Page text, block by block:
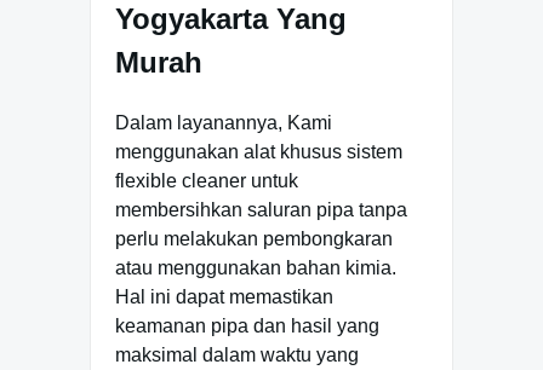
Yogyakarta Yang
Murah
Dalam layanannya, Kami
menggunakan alat khusus sistem
flexible cleaner untuk
membersihkan saluran pipa tanpa
perlu melakukan pembongkaran
atau menggunakan bahan kimia.
Hal ini dapat memastikan
keamanan pipa dan hasil yang
maksimal dalam waktu yang